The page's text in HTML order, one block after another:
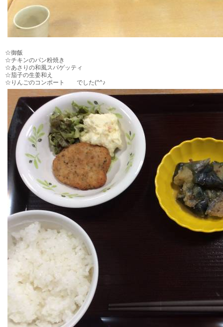
☆御飯
☆チキンのパン粉焼き
☆あさりの和風スパゲッティ
☆茄子の生姜和え
☆りんごのコンポート でした(^^♪